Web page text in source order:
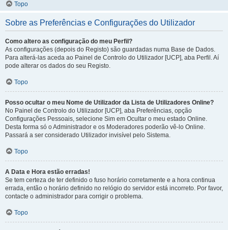
Topo
Sobre as Preferências e Configurações do Utilizador
Como altero as configuração do meu Perfil?
As configurações (depois do Registo) são guardadas numa Base de Dados.
Para alterá-las aceda ao Painel de Controlo do Utilizador [UCP], aba Perfil. Aí
pode alterar os dados do seu Registo.
Topo
Posso ocultar o meu Nome de Utilizador da Lista de Utilizadores Online?
No Painel de Controlo do Utilizador [UCP], aba Preferências, opção
Configurações Pessoais, selecione Sim em Ocultar o meu estado Online.
Desta forma só o Administrador e os Moderadores poderão vê-lo Online.
Passará a ser considerado Utilizador invisível pelo Sistema.
Topo
A Data e Hora estão erradas!
Se tem certeza de ter definido o fuso horário corretamente e a hora continua
errada, então o horário definido no relógio do servidor está incorreto. Por favor,
contacte o administrador para corrigir o problema.
Topo